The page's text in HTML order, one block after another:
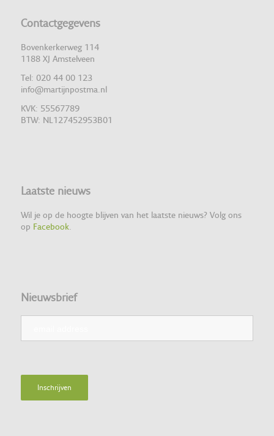
Contactgegevens
Bovenkerkerweg 114
1188 XJ Amstelveen
Tel: 020 44 00 123
info@martijnpostma.nl
KVK: 55567789
BTW: NL127452953B01
Laatste nieuws
Wil je op de hoogte blijven van het laatste nieuws? Volg ons
op Facebook.
Nieuwsbrief